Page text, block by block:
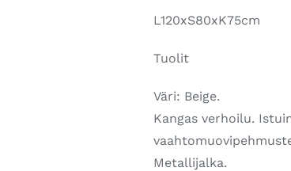
L120xS80xK75cm
Tuolit
Väri: Beige.
Kangas verhoilu.
Metallijalka.